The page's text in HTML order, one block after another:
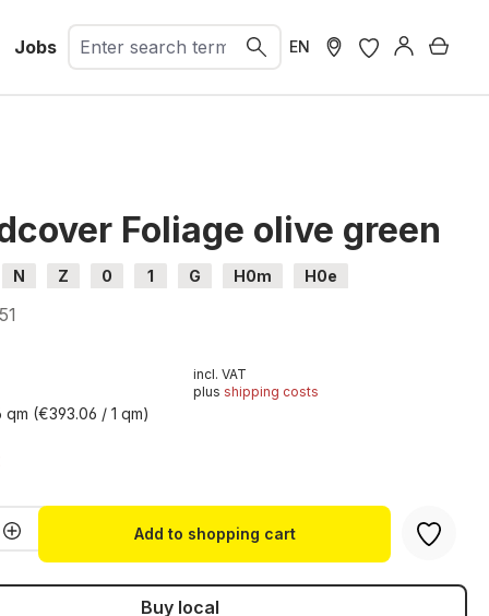
Jobs EN
Foliage olive green
N Z 0 1 G H0m H0e
qm (€393.06 / 1 qm)
incl. VAT
plus shipping costs
Quantity: Enter the desired amount
Add to shopping cart
Buy local